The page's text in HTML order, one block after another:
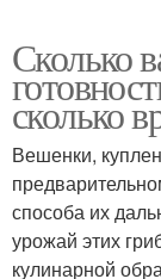
Сколько
сколько
Вешенки,
способа их
урожай этих
кулинарной